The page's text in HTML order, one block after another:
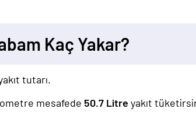
Kaç Yakar?
tutarı.
mesafede 50.7 Litre yakıt